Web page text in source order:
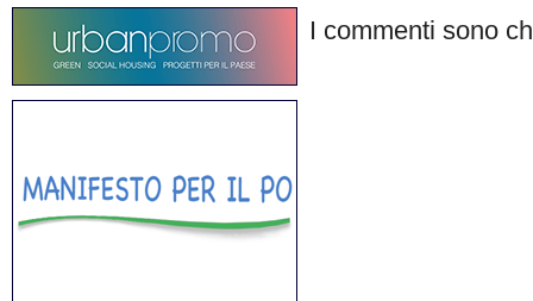
I commenti sono